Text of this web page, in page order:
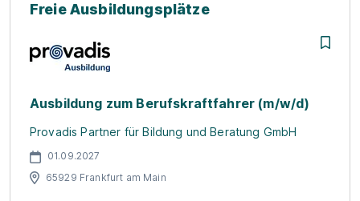
Freie Ausbildungsplätze
Ausbildung zum Berufskraftfahrer (m/w/d)
Provadis Partner für Bildung und Beratung GmbH
01.09.2027
65929 Frankfurt am Main